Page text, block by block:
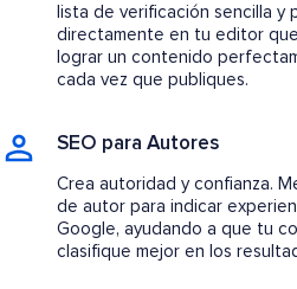
lista de verificación sencilla y
directamente en tu editor
lograr un contenido
cada vez que publiques.
SEO para Autores
Crea autoridad y confianza.
de autor para indicar
Google, ayudando a que tu
clasifique mejor en los